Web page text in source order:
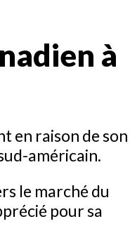
à
en raison de son
américain.
le marché du
pour sa